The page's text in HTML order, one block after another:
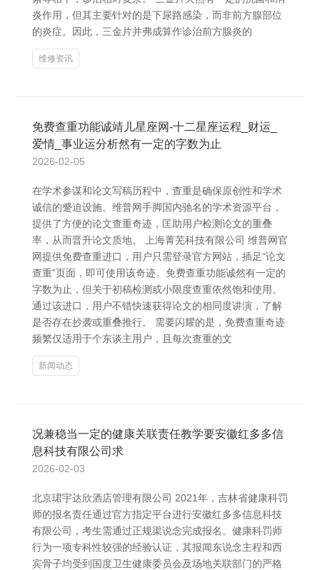
炎作用，但其主要针对的是下尿路感染，而非前方腺部位
的炎症。因此，三金片并弗成算作诊治前方腺炎的
维修资讯
免费查重功能诚靖儿星座网-十二星座运程_财运_
爱情_事业运分析然有一定的字数为止
2026-02-05
在学术参谋和论文写稿历程中，查重是确保原创性和学术
诚信的蹙迫设施。维普网手脚国内驰名的学术资源平台，
提供了方便的论文查重奇迹，匡助用户检测论文的重叠
率，从而晋升论文质地。 上海菁芜科技有限公司 维普网官
网提供免费查重进口，用户只需登录官方网站，插足“论文
查重”页面，即可使用该奇迹。免费查重功能诚然有一定的
字数为止，但关于初稿检测或小限度查重依然饱和使用。
通过该进口，用户不错快速获得论文的相同度讲演，了解
是否存在抄袭或重叠推行。 需要闪耀的是，免费查重奇迹
频繁仅适用于个东谈主用户，且每次查重的文
新闻动态
况兼稳当一定的健康关联责任教学要安徽红多多信
息科技有限公司求
2026-02-03
北京珺宇达欣酒店管理有限公司 2021年，吉林省健康科罚
师的报名责任通过官方指定平台进行安徽红多多信息科技
有限公司，考生需通过正规渠说念完成报名。健康科罚师
行为一项专科性较强的经验认证，其报闻东说念主程和西
宾骨子均受到国度卫生健康委员会及场地关联部门的严格